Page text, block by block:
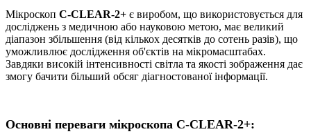
Мікроскоп C-CLEAR-2+ є виробом, що використовується для
досліджень з медичною або науковою метою, має великий
діапазон збільшення (від кількох десятків до сотень разів), що
уможливлює дослідження об'єктів на мікромасштабах.
Завдяки високій інтенсивності світла та якості зображення дає
змогу бачити більший обсяг діагностованої інформації.
Основні переваги мікроскопа C-CLEAR-2+: